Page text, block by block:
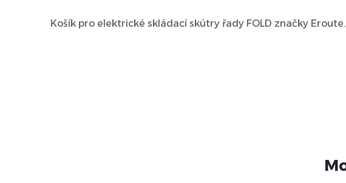
Košík pro elektrické skládací skútry řady FOLD značky Eroute.